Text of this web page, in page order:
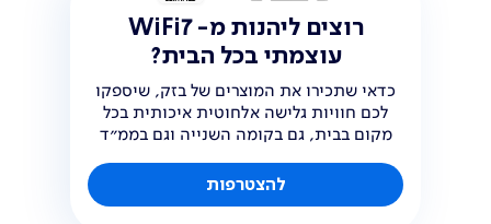
רוצים ליהנות מ- WiFi7
עוצמתי בכל הבית?
כדאי שתכירו את המוצרים של בזק, שיספקו
לכם חוויות גלישה אלחוטיתאיכותית בכל
מקום בבית, גם בקומה השנייה וגם בממ״ד
להצטרפות